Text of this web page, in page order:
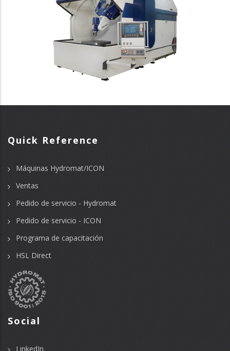
Quick Reference
Máquinas Hydromat/ICON
Ventas
Pedido de servicio - Hydromat
Pedido de servicio - ICON
Programa de capacitación
HSL Direct
Social
LinkedIn